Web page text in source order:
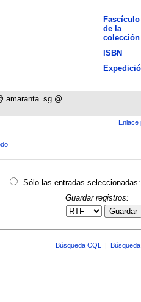
Fascículo
de la
colección
ISBN
amaranta_sg @
Enlace
Sólo las entradas seleccionadas:
Guardar registros:
Guardar
Búsqueda CQL